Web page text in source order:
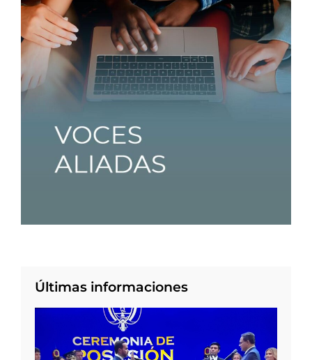
Últimas informaciones